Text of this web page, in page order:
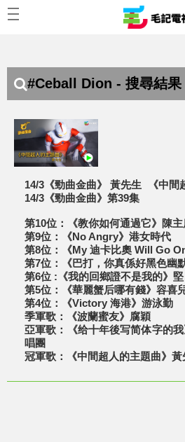
#Ceball Dion - 搜尋結果
14/3《勁曲金曲》 黃先生 《中間
14/3《勁曲金曲》第39集
第10位：《教你如何通過它》陳主
第9位：《No Angry》港女時代
第8位：《My 迪卡比奧 Will Go
第7位：《巴打，你真係好黑色幽
第6位 :《我的回鄉證不是我的》
第5位：《華麗蟹后哪有錢》容喜
第4位：《Victory 海港》游泳勤
季軍歌：《波蘭蜜友》腐穎
亞軍歌：《给十年後写简体字的
唱團
冠軍歌：《中間超人的主題曲》黃